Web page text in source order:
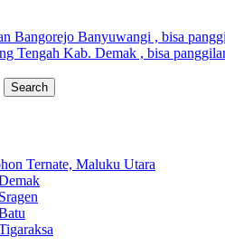
Bangorejo Banyuwangi , bisa
Tengah Kab. Demak , bisa
Search
Ternate, Maluku Utara